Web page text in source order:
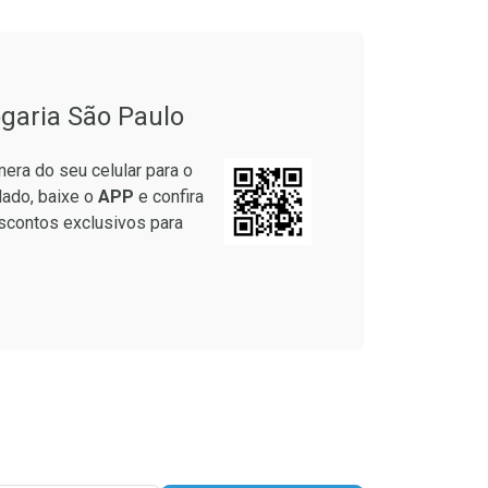
cada
cada
Por R$ 24,29/cada
Por R$ 24,29/cada
São Paulo
do seu celular para o
baixe o APP e confira
exclusivos para